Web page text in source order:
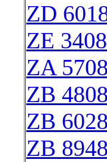
ZD
ZE
ZA
ZB
ZB
ZB